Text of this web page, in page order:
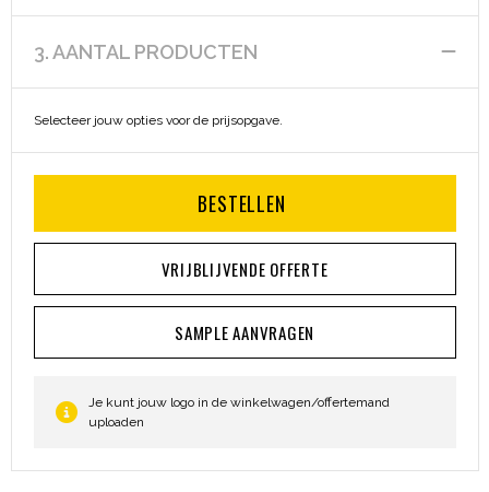
3. AANTAL PRODUCTEN
Selecteer jouw opties voor de prijsopgave.
BESTELLEN
VRIJBLIJVENDE OFFERTE
SAMPLE AANVRAGEN
Je kunt jouw logo in de winkelwagen/offertemand
uploaden